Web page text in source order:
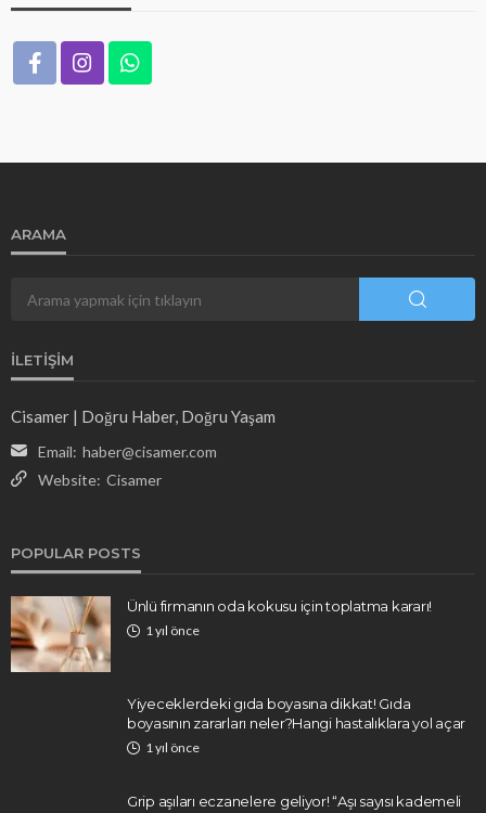
ARAMA
İLETIŞIM
Cisamer | Doğru Haber, Doğru Yaşam
Email: haber@cisamer.com
Website: Cisamer
POPULAR POSTS
Ünlü firmanın oda kokusu için toplatma kararı!
1 yıl önce
Yiyeceklerdeki gıda boyasına dikkat! Gıda
boyasının zararları neler?Hangi hastalıklara yol açar
1 yıl önce
Grip aşıları eczanelere geliyor! “Aşı sayısı kademeli